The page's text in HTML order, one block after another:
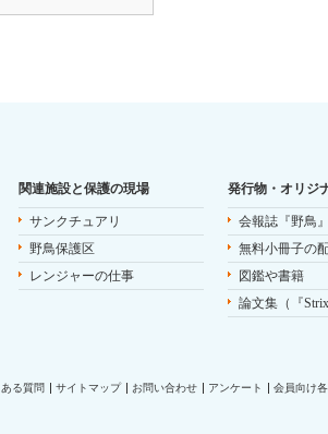
関連施設と保護の現場
サンクチュアリ
野鳥保護区
レンジャーの仕事
発行物・オリジ
会報誌『野鳥』
無料小冊子の
図鑑や書籍
論文集（『Strix
ある質問 サイトマップ お問い合わせ アンケート 会員向け